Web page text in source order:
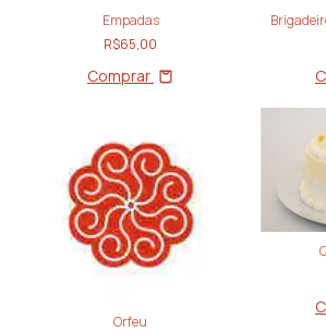
Empadas
R$65,00
Comprar
Orfeu